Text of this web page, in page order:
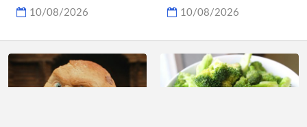
10/08/2026 10/08/2026